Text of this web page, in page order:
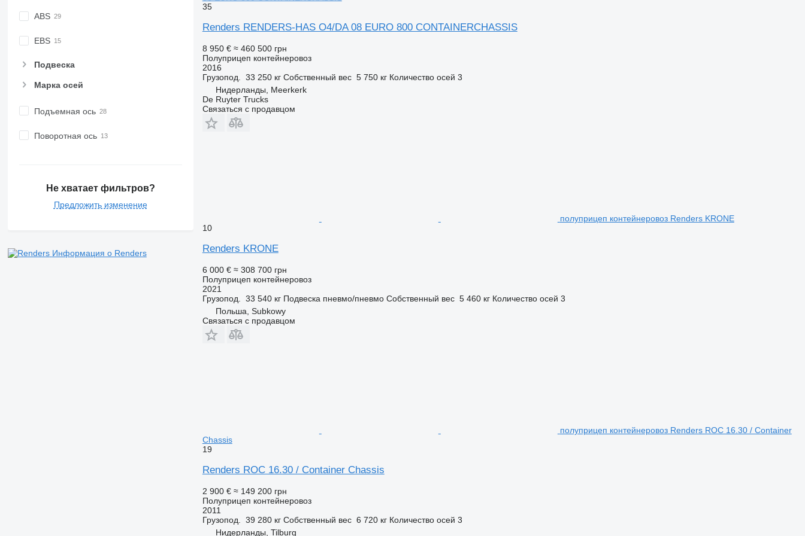
ABS
EBS
Подвеска
Марка осей
Подъемная ось
Поворотная ось
Не хватает фильтров?
Предложить изменение
Информация о Renders
35
Renders RENDERS-HAS O4/DA 08 EURO 800 CONTAINERCHASSIS
8 950 € ≈ 460 500 грн
Полуприцеп контейнеровоз
2016
Грузопод.
33 250 кг Собственный вес 5 750 кг Количество осей 3
Нидерланды, Meerkerk
De Ruyter Trucks
Связаться с продавцом
полуприцеп контейнеровоз Renders KRONE
10
Renders KRONE
6 000 € ≈ 308 700 грн
Полуприцеп контейнеровоз
2021
Грузопод.
33 540 кг Подвеска пневмо/пневмо Собственный вес 5 460 кг Количество осей 3
Польша, Subkowy
Связаться с продавцом
полуприцеп контейнеровоз Renders ROC 16.30 / Container
Chassis
19
Renders ROC 16.30 / Container Chassis
2 900 € ≈ 149 200 грн
Полуприцеп контейнеровоз
2011
Грузопод.
39 280 кг Собственный вес 6 720 кг Количество осей 3
Нидерланды, Tilburg